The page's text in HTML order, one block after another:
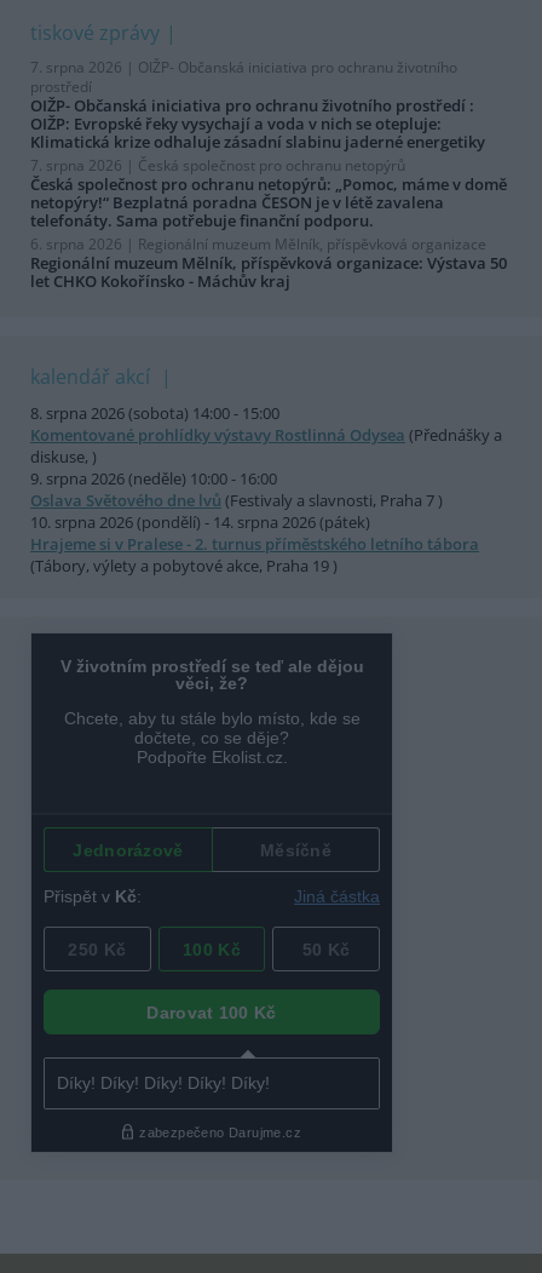
tiskové zprávy
7. srpna 2026 | OIŽP- Občanská iniciativa pro ochranu životního
prostředí
OIŽP- Občanská iniciativa pro ochranu životního prostředí :
OIŽP: Evropské řeky vysychají a voda v nich se otepluje:
Klimatická krize odhaluje zásadní slabinu jaderné energetiky
7. srpna 2026 | Česká společnost pro ochranu netopýrů
Česká společnost pro ochranu netopýrů: „Pomoc, máme v domě
netopýry!“ Bezplatná poradna ČESON je v létě zavalena
telefonáty. Sama potřebuje finanční podporu.
6. srpna 2026 | Regionální muzeum Mělník, příspěvková organizace
Regionální muzeum Mělník, příspěvková organizace: Výstava 50
let CHKO Kokořínsko - Máchův kraj
kalendář akcí
8. srpna 2026 (sobota) 14:00 - 15:00
Komentované prohlídky výstavy Rostlinná Odysea (Přednášky a
diskuse, )
9. srpna 2026 (neděle) 10:00 - 16:00
Oslava Světového dne lvů (Festivaly a slavnosti, Praha 7 )
10. srpna 2026 (pondělí) - 14. srpna 2026 (pátek)
Hrajeme si v Pralese - 2. turnus příměstského letního tábora
(Tábory, výlety a pobytové akce, Praha 19 )